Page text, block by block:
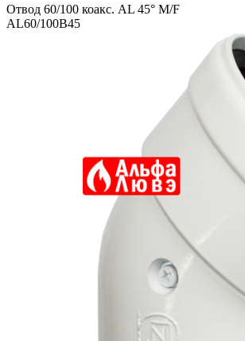
Отвод 60/100 коакс. AL 45° M/F
AL60/100B45